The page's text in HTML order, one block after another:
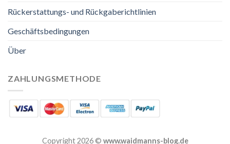
Rückerstattungs- und Rückgaberichtlinien
Geschäftsbedingungen
Über
ZAHLUNGSMETHODE
Copyright 2026 © www.waidmanns-blog.de